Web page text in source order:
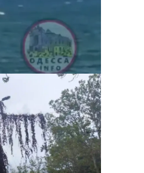
ребенка на матрасе
операция
2